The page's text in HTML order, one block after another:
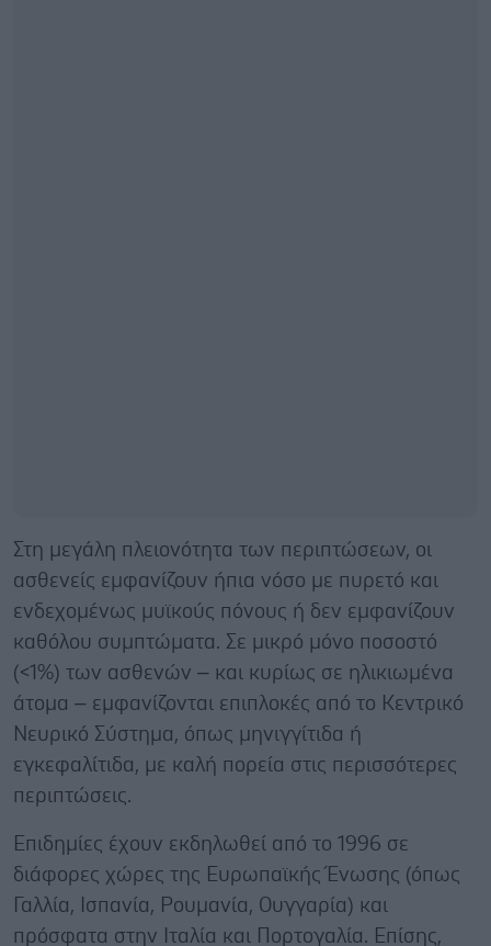
Στη μεγάλη πλειονότητα των περιπτώσεων, οι
ασθενείς εμφανίζουν ήπια νόσο με πυρετό και
ενδεχομένως μυϊκούς πόνους ή δεν εμφανίζουν
καθόλου συμπτώματα. Σε μικρό μόνο ποσοστό
(<1%) των ασθενών – και κυρίως σε ηλικιωμένα
άτομα – εμφανίζονται επιπλοκές από το Κεντρικό
Νευρικό Σύστημα, όπως μηνιγγίτιδα ή
εγκεφαλίτιδα, με καλή πορεία στις περισσότερες
περιπτώσεις.
Επιδημίες έχουν εκδηλωθεί από το 1996 σε
διάφορες χώρες της Ευρωπαϊκής Ένωσης (όπως
Γαλλία, Ισπανία, Ρουμανία, Ουγγαρία) και
πρόσφατα στην Ιταλία και Πορτογαλία. Επίσης,